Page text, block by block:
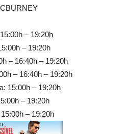
– 19:20h
– 19:20h
– 16:40h – 19:20h
– 16:40h – 19:20h
15:00h – 19:20h
– 19:20h
– 19:20h